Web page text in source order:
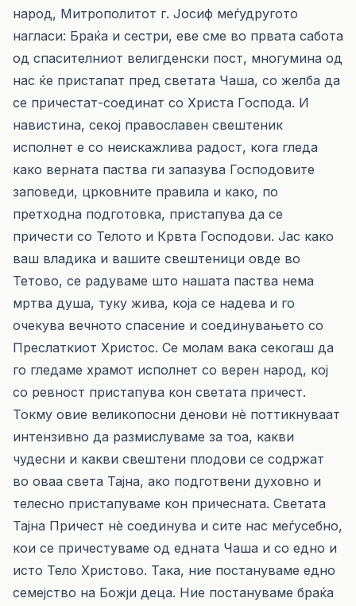
народ, Митрополитот г. Јосиф меѓудругото
нагласи: Браќа и сестри, еве сме во првата сабота
од спасителниот велигденски пост, многумина од
нас ќе пристапат пред светата Чаша, со желба да
се причестат-соединат со Христа Господа. И
навистина, секој православен свештеник
исполнет е со неискажлива радост, кога гледа
како верната паства ги запазува Господовите
заповеди, црковните правила и како, по
претходна подготовка, пристапува да се
причести со Телото и Крвта Господови. Јас како
ваш владика и вашите свештеници овде во
Тетово, се радуваме што нашата паства нема
мртва душа, туку жива, која се надева и го
очекува вечното спасение и соединувањето со
Преслаткиот Христос. Се молам вака секогаш да
го гледаме храмот исполнет со верен народ, кој
со ревност пристапува кон светата причест.
Токму овие великопосни денови нè поттикнуваат
интензивно да размислуваме за тоа, какви
чудесни и какви свештени плодови се содржат
во оваа света Тајна, ако подготвени духовно и
телесно пристапуваме кон причесната. Светата
Тајна Причест нè соединува и сите нас меѓусебно,
кои се причестуваме од едната Чаша и со едно и
исто Тело Христово. Така, ние постануваме едно
семејство на Божји деца. Ние постануваме браќа